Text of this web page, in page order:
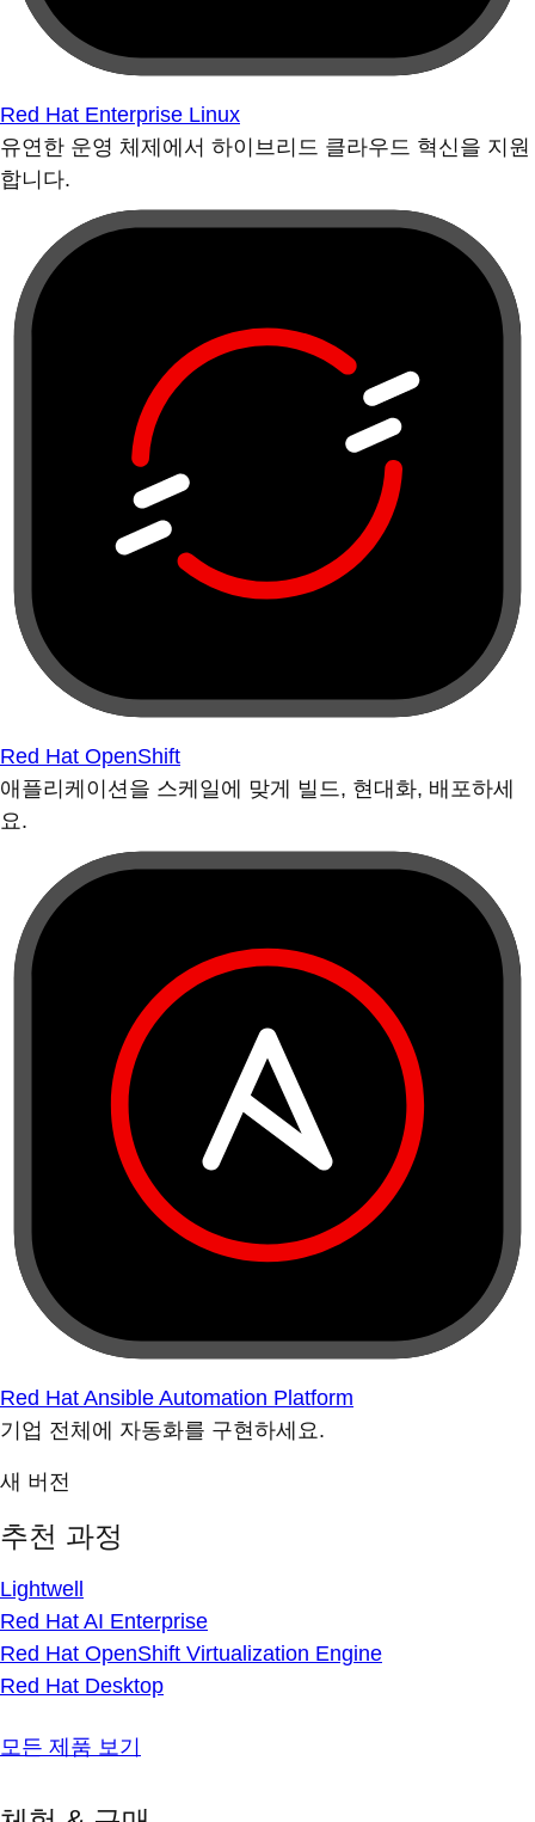
Red Hat Enterprise Linux
유연한 운영 체제에서 하이브리드 클라우드 혁신을 지원
합니다.
Red Hat OpenShift
애플리케이션을 스케일에 맞게 빌드, 현대화, 배포하세
요.
Red Hat Ansible Automation Platform
기업 전체에 자동화를 구현하세요.
새 버전
추천 과정
Lightwell
Red Hat AI Enterprise
Red Hat OpenShift Virtualization Engine
Red Hat Desktop
모든 제품 보기